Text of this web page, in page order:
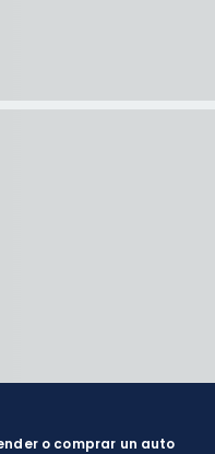
o comprar un auto